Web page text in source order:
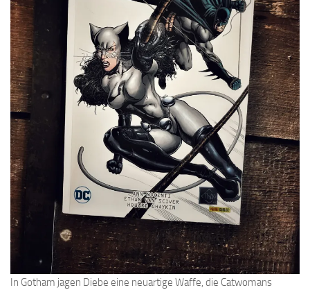
In Gotham jagen Diebe eine neuartige Waffe, die Catwomans